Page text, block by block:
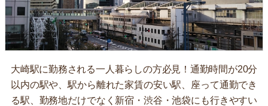
大崎駅に勤務される一人暮らしの方必見！通勤時間が20分
以内の駅や、駅から離れた家賃の安い駅、座って通勤でき
る駅、勤務地だけでなく新宿・渋谷・池袋にも行きやすい